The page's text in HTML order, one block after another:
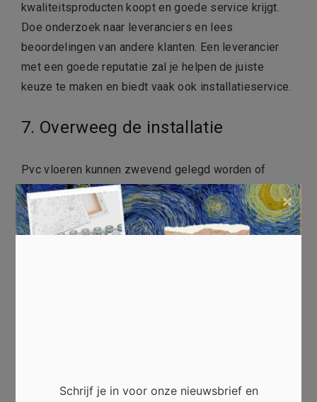
kwaliteitsproducten koopt en goede service krijgt.
Doe onderzoek naar leveranciers en lees
beoordelingen van andere klanten. Een leverancier
met een goede reputatie zal je helpen de juiste
keuze te maken en biedt vaak ook installatieservice.
7. Overweeg de installatie
Pvc vloeren kunnen zwevend gelegd worden of
verlijmd. Zwevend leggen is vaak eenvoudiger en
sneller, maar verlijmen kan een stabielere en
duurzamere optie zijn. Denk na over welke
van een nieuwe vloer. Pvc vloeren zijn een duurzame
Schrijf je in voor onze nieuwsbrief en
×